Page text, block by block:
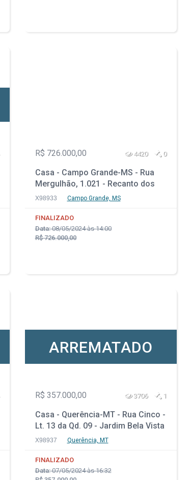
R$ 726.000,00 4420 0
Casa - Campo Grande-MS - Rua
Mergulhão, 1.021 - Recanto dos
Pássaros
X98933 Campo Grande, MS
FINALIZADO
Data:08/05/2024 às 14:00
R$ 726.000,00
ARREMATADO
R$ 357.000,00 3706 1
Casa - Querência-MT - Rua Cinco -
Lt. 13 da Qd. 09 - Jardim Bela Vista
X98937 Querência, MT
FINALIZADO
Data:07/05/2024 às 16:32